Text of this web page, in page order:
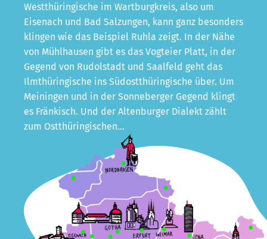
Westthüringische im Wartburgkreis, also um
Eisenach und Bad Salzungen, kann ganz besonders
klingen wie das Beispiel Ruhla zeigt. In der Nähe
von Mühlhausen gibt es das Vogteier Platt, in der
Gegend von Rudolstadt und Saalfeld geht das
Ilmthüringische ins Südostthüringische über. Um
Meiningen und in der Sonneberger Gegend klingt
es Fränkisch. Und der Altenburger Dialekt zählt
zum Ostthüringischen…